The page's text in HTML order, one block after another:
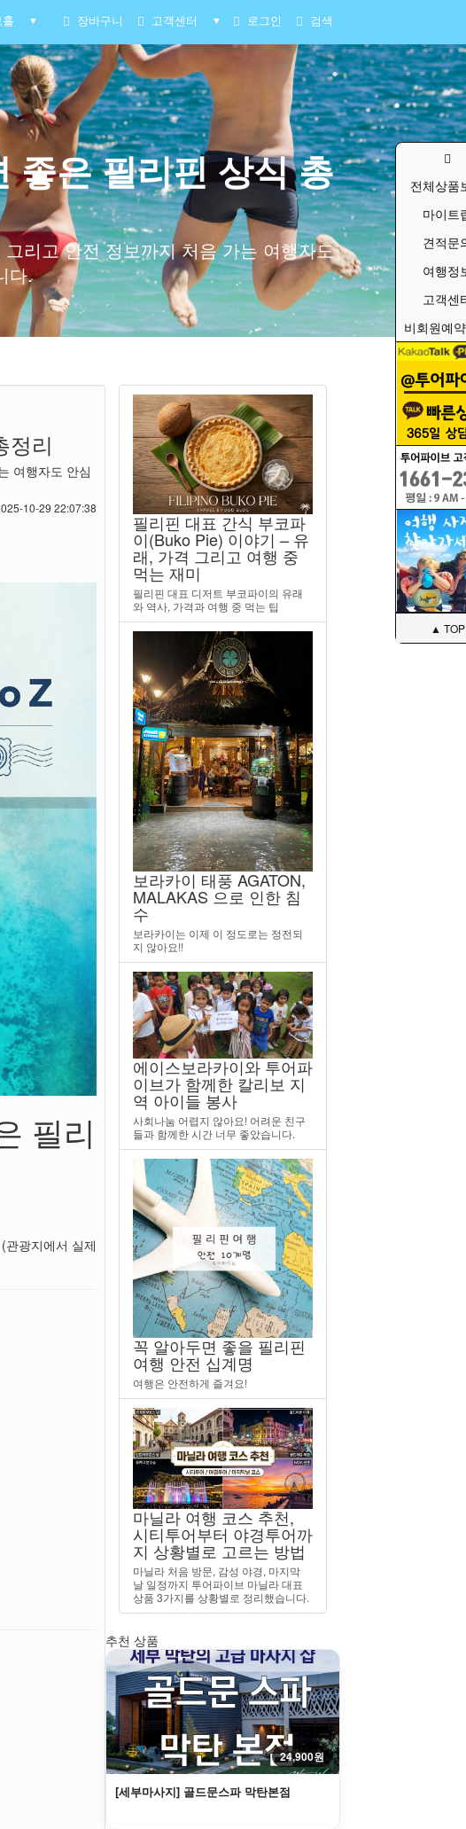
▼ 장바구니 고객센터 ▼ 로그인 검색
좋은 필리핀 상식 총
리고 안전 정보까지 처음 가는 여행자도
다.
정리
여행자도 안심
10-29 22:07:38
필리
관광지에서 실제
필리핀 대표 간식 부코파
이(Buko Pie) 이야기 – 유
래, 가격 그리고 여행 중
먹는 재미
필리핀 대표 디저트 부코파이의 유래
와 역사, 가격과 여행 중 먹는 팁
보라카이 태풍 AGATON,
MALAKAS 으로 인한 침
수
보라카이는 이제 이 정도로는 정전되
지 않아요!!
에이스보라카이와 투어파
이브가 함께한 칼리보 지
역 아이들 봉사
사회나눔 어렵지 않아요! 어려운 친구
들과 함께한 시간 너무 좋았습니다.
꼭 알아두면 좋을 필리핀
여행 안전 십계명
여행은 안전하게 즐겨요!
마닐라 여행 코스 추천,
시티투어부터 야경투어까
지 상황별로 고르는 방법
마닐라 처음 방문, 감성 야경, 마지막
날 일정까지 투어파이브 마닐라 대표
상품 3가지를 상황별로 정리했습니다.
추천 상품
24,900원
[세부마사지] 골드문스파 막탄본점
전체상품
마이트
견적문
여행정
고객센
비회원예
▲ TOP